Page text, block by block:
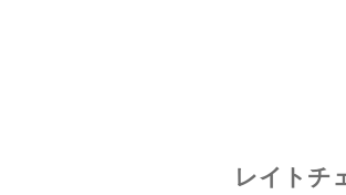
レイトチ